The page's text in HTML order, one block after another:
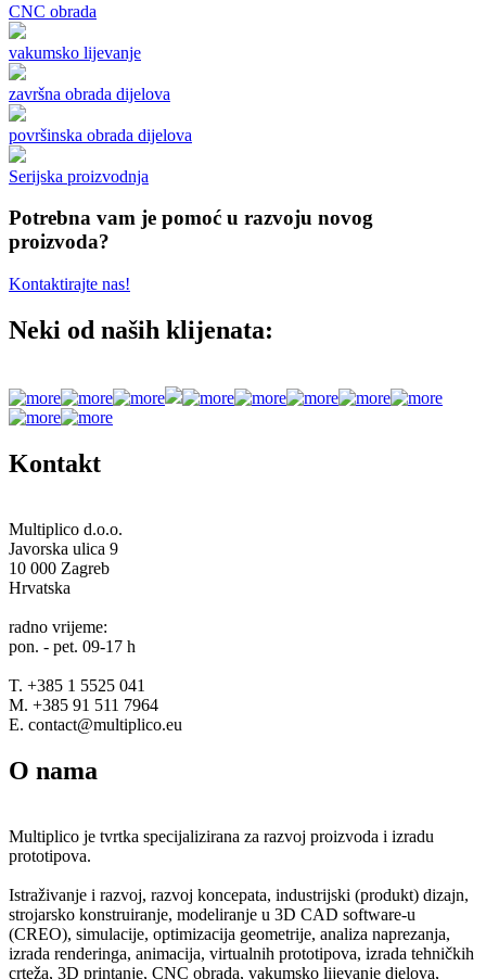
CNC obrada
vakumsko lijevanje
završna obrada dijelova
površinska obrada dijelova
Serijska proizvodnja
Potrebna vam je pomoć u razvoju novog
proizvoda?
Kontaktirajte nas!
Neki od naših klijenata:
Kontakt
Multiplico d.o.o.
Javorska ulica 9
10 000 Zagreb
Hrvatska
radno vrijeme:
pon. - pet. 09-17 h
T. +385 1 5525 041
M. +385 91 511 7964
E. contact@multiplico.eu
O nama
Multiplico je tvrtka specijalizirana za razvoj proizvoda i izradu
prototipova.
Istraživanje i razvoj, razvoj koncepata, industrijski (produkt) dizajn,
strojarsko konstruiranje, modeliranje u 3D CAD software-u
(CREO), simulacije, optimizacija geometrije, analiza naprezanja,
izrada renderinga, animacija, virtualnih prototipova, izrada tehničkih
crteža, 3D printanje, CNC obrada, vakumsko lijevanje djelova,